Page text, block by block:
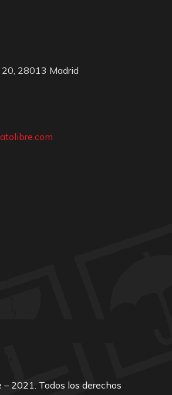
28013 Madrid
2021. Todos los derechos